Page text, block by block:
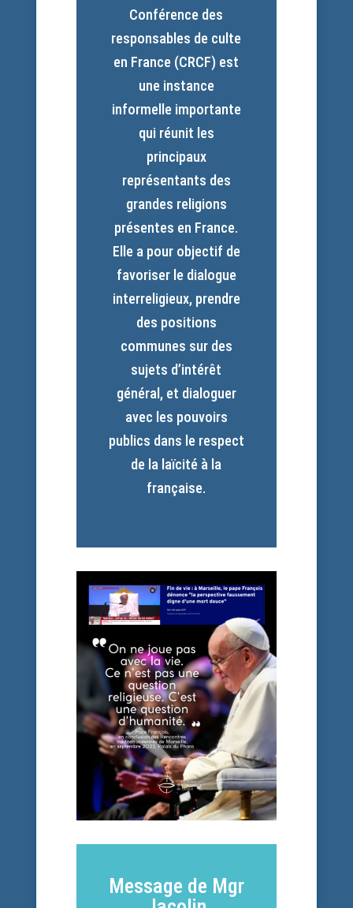
Conférence des
responsables de culte
en France (CRCF) est
une instance
informelle importante
qui réunit les
principaux
représentants des
grandes religions
présentes en France.
Elle a pour objectif de
favoriser le dialogue
interreligieux, prendre
des positions
communes sur des
sujets d’intérêt
général, et dialoguer
avec les pouvoirs
publics dans le respect
de la laïcité à la
française.
Message de Mgr